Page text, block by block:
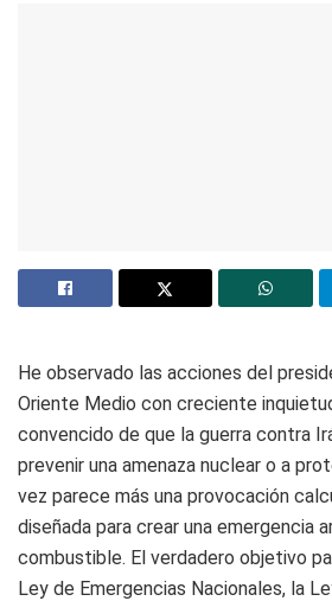
He observado las acciones del
Oriente Medio con creciente
convencido de que la guerra contra
prevenir una amenaza nuclear o a
vez parece más una provocación
diseñada para crear una emergencia
combustible. El verdadero objetivo
Ley de Emergencias Nacionales, la